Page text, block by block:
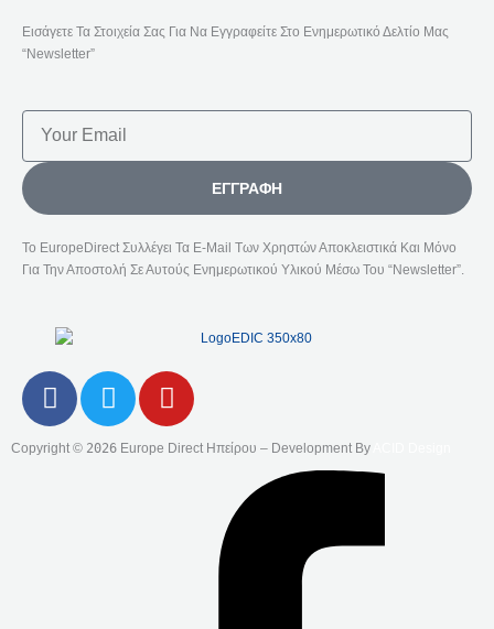
Εισάγετε Τα Στοιχεία Σας Για Να Εγγραφείτε Στο Ενημερωτικό Δελτίο Μας
“Newsletter”
ΕΓΓΡΑΦΉ
Το EuropeDirect Συλλέγει Τα E-Mail Των Χρηστών Αποκλειστικά Και Μόνο
Για Την Αποστολή Σε Αυτούς Ενημερωτικού Υλικού Μέσω Του “Newsletter”.
F
A
C
E
T
W
I
Y
O
U
Copyright © 2026 Europe Direct Ηπείρου – Development By